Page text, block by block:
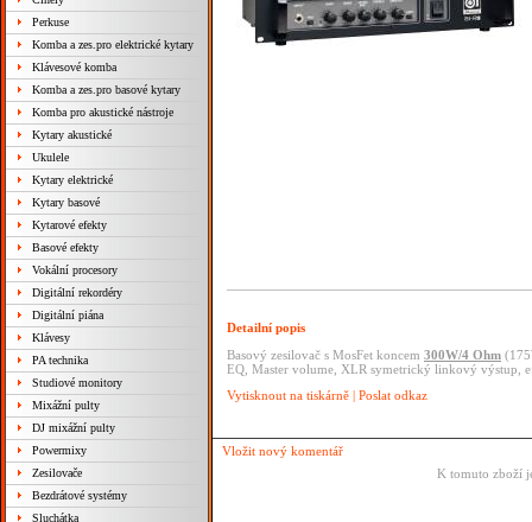
Perkuse
Komba a zes.pro elektrické kytary
Klávesové komba
Komba a zes.pro basové kytary
Komba pro akustické nástroje
Kytary akustické
Ukulele
Kytary elektrické
Kytary basové
Kytarové efekty
Basové efekty
Vokální procesory
Digitální rekordéry
Digitální piána
Klávesy
PA technika
Studiové monitory
Mixážní pulty
DJ mixážní pulty
Powermixy
Zesilovače
Bezdrátové systémy
Sluchátka
Detailní popis
Basový zesilovač s MosFet koncem 300W/4 Ohm
EQ, Master volume, XLR symetrický linkový výstup,
Vytisknout na tiskárně | Poslat odkaz
Vložit nový komentář
K tomuto zboží